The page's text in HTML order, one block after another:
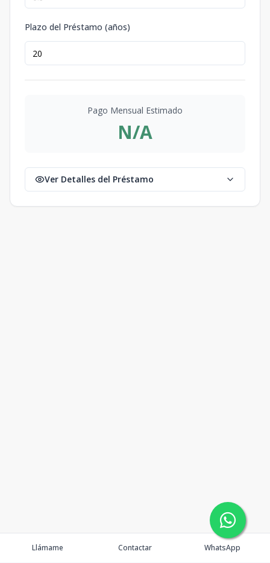
Plazo del Préstamo (años)
Pago Mensual Estimado
N/A
Ver Detalles del Préstamo
Llámame Contactar WhatsApp